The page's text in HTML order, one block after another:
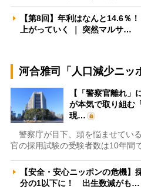
【第8回】年利はなんと14.6％
上がっていく ｜ 突然マルサ…
河合雅司「人口減少ニッ
【「警察官離れ」
が本気で取り組む
現…
警察庁が目下、頭を悩ませてい
官の採用試験の受験者数は10年間
【安全・安心ニッポンの危機
分の1以下に！ 出生数減がも…